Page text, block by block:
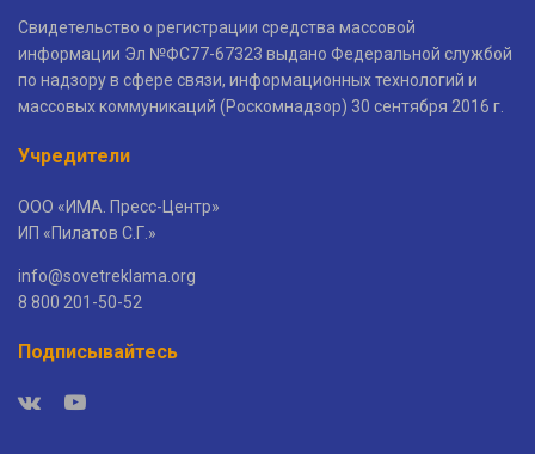
Свидетельство о регистрации средства массовой
информации Эл №ФС77-67323 выдано Федеральной службой
по надзору в сфере связи, информационных технологий и
массовых коммуникаций (Роскомнадзор) 30 сентября 2016 г.
Учредители
ООО «ИМА. Пресс-Центр»
ИП «Пилатов С.Г.»
info@sovetreklama.org
8 800 201-50-52
Подписывайтесь